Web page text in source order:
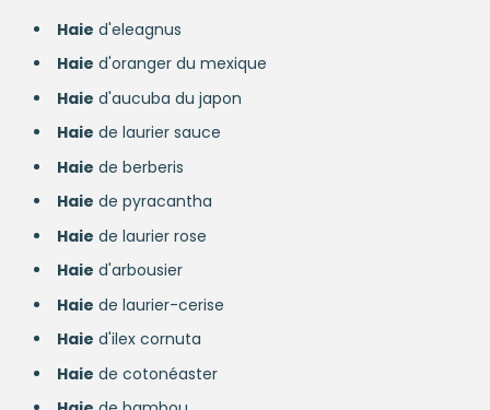
Haie d'eleagnus
Haie d'oranger du mexique
Haie d'aucuba du japon
Haie de laurier sauce
Haie de berberis
Haie de pyracantha
Haie de laurier rose
Haie d'arbousier
Haie de laurier-cerise
Haie d'ilex cornuta
Haie de cotonéaster